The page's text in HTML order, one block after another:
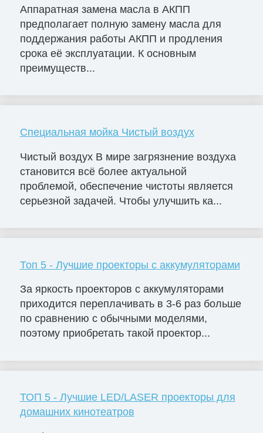
Аппаратная замена масла в АКПП
предполагает полную замену масла для
поддержания работы АКПП и продления
срока её эксплуатации. К основным
преимуществ...
Специальная мойка Чистый воздух
Чистый воздух В мире загрязнение воздуха
становится всё более актуальной
проблемой, обеспечение чистоты является
серьезной задачей. Чтобы улучшить ка...
Топ 5 - Лучшие проекторы с аккумуляторами
За яркость проекторов с аккумуляторами
приходится переплачивать в 3-6 раз больше
по сравнению с обычными моделями,
поэтому приобретать такой проектор...
ТОП 5 - Лучшие LED/LASER проекторы для
домашних кинотеатров